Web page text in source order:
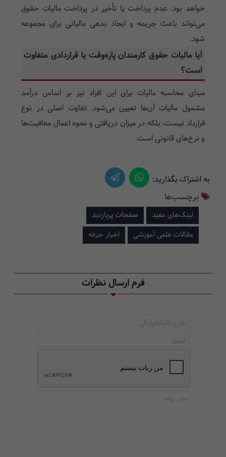
خواهد بود. عدم پرداخت یا تأخیر در پرداخت مالیات حقوق
می‌تواند باعث جریمه و ایجاد بدهی مالیاتی برای مجموعه
شود.
آیا مالیات حقوق کارمندان پاره‌وقت یا قراردادی متفاوت
است؟
مبنای محاسبه مالیات برای این افراد نیز بر اساس درآمد
مشمول مالیات آن‌ها تعیین می‌شود. تفاوت اصلی در نوع
قرارداد نیست، بلکه در میزان دریافتی و نحوه اعمال معافیت‌ها
و نرخ‌های قانونی است.
به اشتراک بگذارید:
برچسب‌ها
لینک‌های مفید
صفحات پربازدید
مقالات علمی آموزشی
اخبار حرفه
فرم ارسال نظرات